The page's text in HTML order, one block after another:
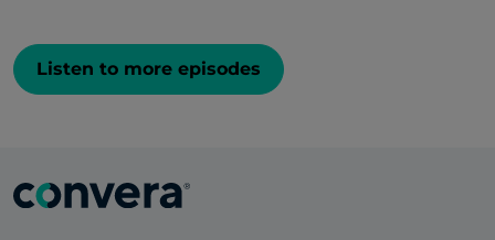
Listen to more episodes